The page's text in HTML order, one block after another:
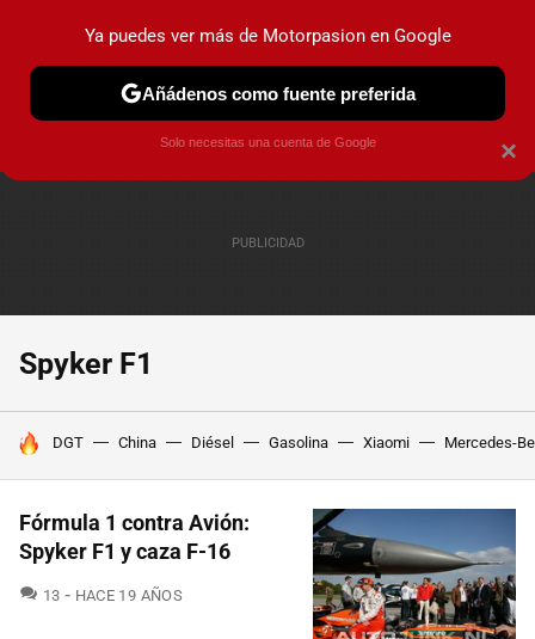
PRUEBAS COCHES ELÉCTRICOS OBSERVATORIO
Spyker F1
HOY SE HABLA DE
DGT China Diésel Gasolina Xiaomi Mercedes-
Fórmula 1 contra Avión:
Spyker F1 y caza F-16
13 COMENTARIOS
HACE 19 AÑOS
×
Ya puedes ver más de Motorpasion en Google
Añádenos como fuente preferida
Solo necesitas una cuenta de Google